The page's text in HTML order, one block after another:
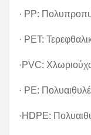
· PP:
· PET:
·PVC:
· PE:
·HDPE: